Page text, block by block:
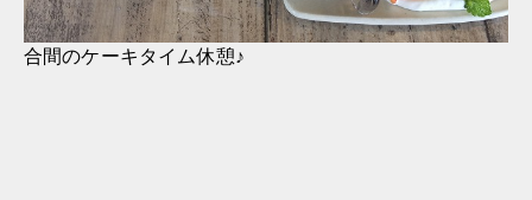
合間のケーキタイム休憩♪